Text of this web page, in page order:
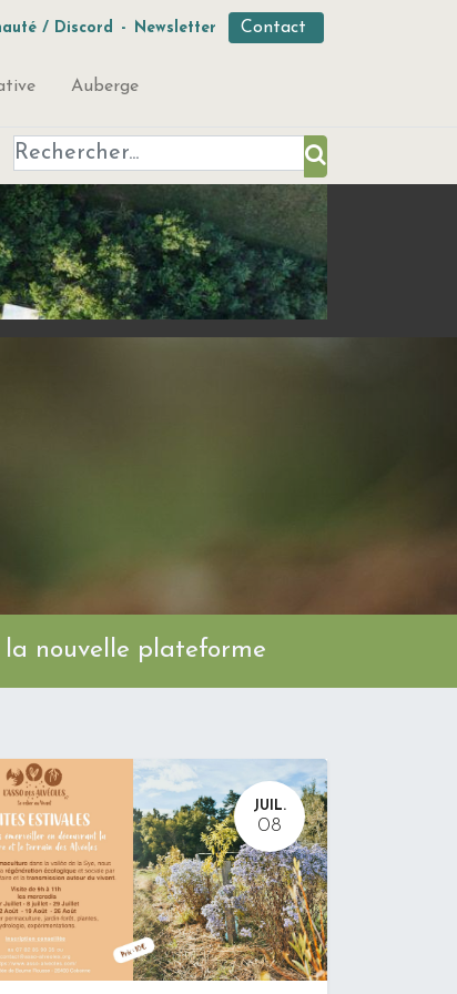
/ Discord - Newsletter Contact
Auberge
la nouvelle plateforme
JUIL.
08